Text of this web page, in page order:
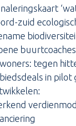
zuid
tegen
in pilot